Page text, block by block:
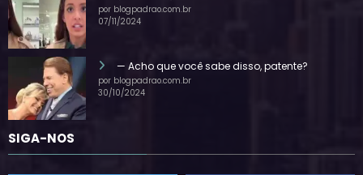
(sem título)
por blogpadrao.com.br
— Acho que você sabe disso, patente?
por blogpadrao.com.br
SIGA-NOS